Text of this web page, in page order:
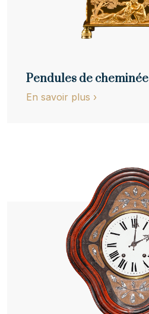
Pendules de cheminée
En savoir plus ›